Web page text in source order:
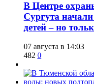
​В Центре
Сургута
детей – но
07 августа в 14:03
482 0